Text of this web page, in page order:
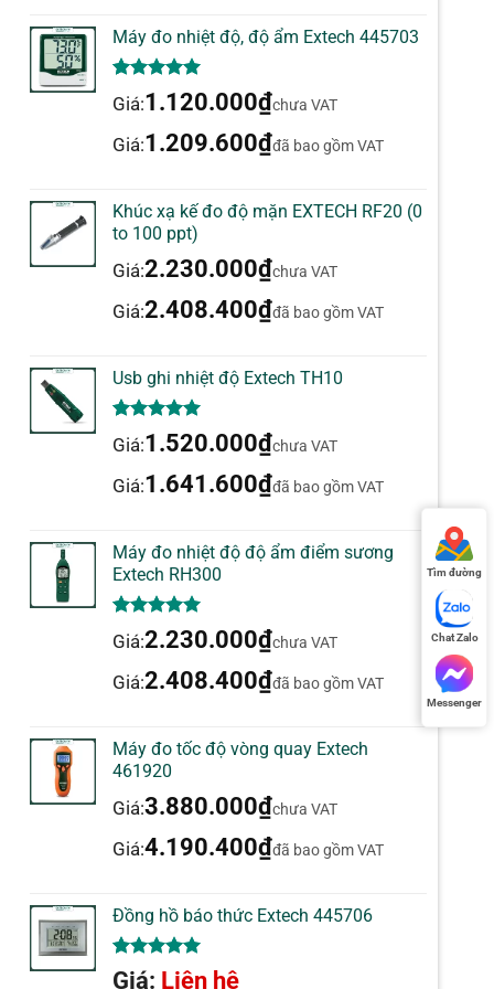
Máy đo nhiệt độ, độ ẩm Extech 445703
5.00 trên 5
dựa trên
Giá:1.120.000₫chưa VAT
Giá:1.209.600₫đã bao gồm VAT
Khúc xạ kế đo độ mặn EXTECH RF20 (0
to 100 ppt)
Giá:2.230.000₫chưa VAT
Giá:2.408.400₫đã bao gồm VAT
Usb ghi nhiệt độ Extech TH10
5.00 trên 5
dựa trên
Giá:1.520.000₫chưa VAT
Giá:1.641.600₫đã bao gồm VAT
Máy đo nhiệt độ độ ẩm điểm sương
Extech RH300
5.00 trên 5
dựa trên
Giá:2.230.000₫chưa VAT
Giá:2.408.400₫đã bao gồm VAT
Máy đo tốc độ vòng quay Extech
461920
Giá:3.880.000₫chưa VAT
Giá:4.190.400₫đã bao gồm VAT
Đồng hồ báo thức Extech 445706
5.00trên 5
1
Giá: Liên hệ
Tìm đường
Chat Zalo
Messenger